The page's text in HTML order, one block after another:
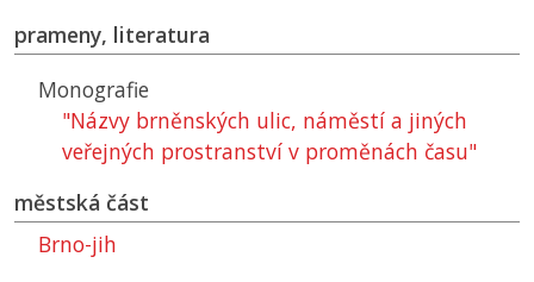
prameny, literatura
Monografie
"Názvy brněnských ulic, náměstí a jiných
veřejných prostranství v proměnách času"
městská část
Brno-jih